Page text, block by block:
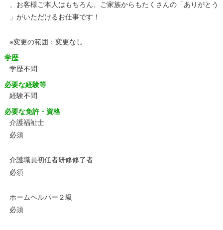
、お客様ご本人はもちろん、ご家族からもたくさんの「ありがとう
」がいただけるお仕事です！
※変更の範囲：変更なし
学歴
学歴不問
必要な経験等
経験不問
必要な免許・資格
介護福祉士
必須
介護職員初任者研修修了者
必須
ホームヘルパー２級
必須